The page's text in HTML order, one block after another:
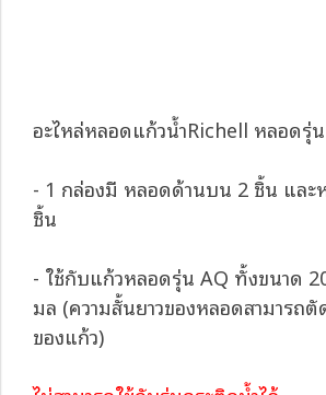
อะไหล่หลอดแก้วน้ำRichell หลอดรุ่
- 1 กล่องมี หลอดด้านบน 2 ชิ้น และ
ชิ้น
- ใช้กับแก้วหลอดรุ่น AQ ทั้งขนาด
มล (ความสั้นยาวของหลอดสามารถตั
ของแก้ว)